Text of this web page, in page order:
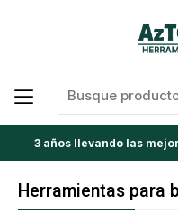
3 años llevando las
Herramientas para